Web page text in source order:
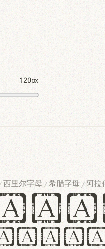
120px
西里尔字母 /希腊字母 / 阿拉